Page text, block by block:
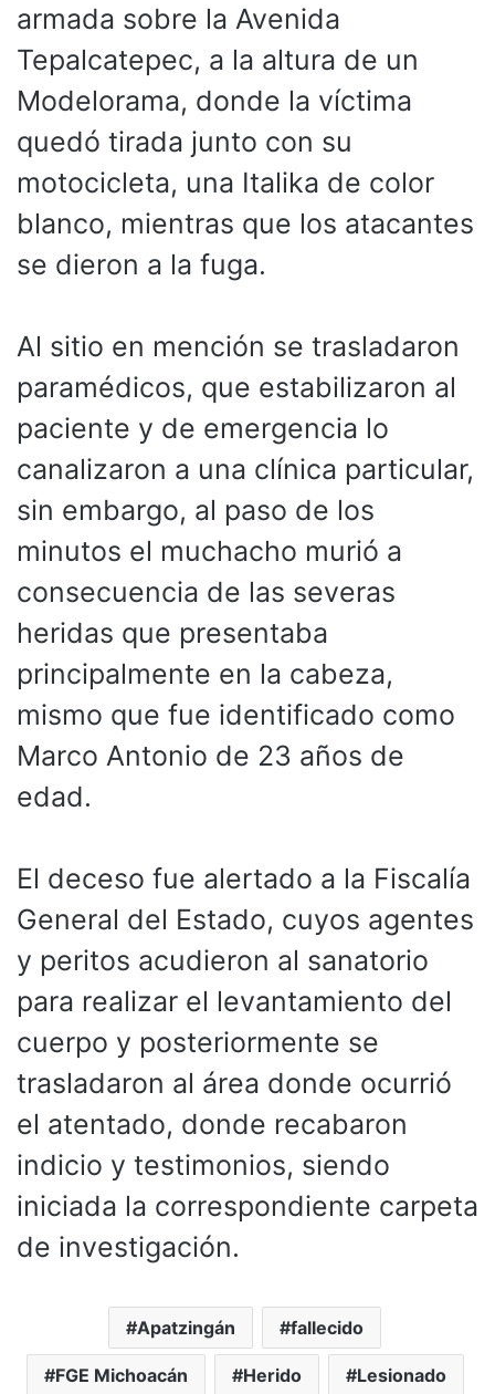
armada sobre la Avenida
Tepalcatepec, a la altura de un
Modelorama, donde la víctima
quedó tirada junto con su
motocicleta, una Italika de color
blanco, mientras que los atacantes
se dieron a la fuga.
Al sitio en mención se trasladaron
paramédicos, que estabilizaron al
paciente y de emergencia lo
canalizaron a una clínica particular,
sin embargo, al paso de los
minutos el muchacho murió a
consecuencia de las severas
heridas que presentaba
principalmente en la cabeza,
mismo que fue identificado como
Marco Antonio de 23 años de
edad.
El deceso fue alertado a la Fiscalía
General del Estado, cuyos agentes
y peritos acudieron al sanatorio
para realizar el levantamiento del
cuerpo y posteriormente se
trasladaron al área donde ocurrió
el atentado, donde recabaron
indicio y testimonios, siendo
iniciada la correspondiente carpeta
de investigación.
Apatzingán fallecido
FGE Michoacán Herido Lesionado